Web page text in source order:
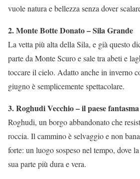
vuole natura e bellezza senza dover
2. Monte Botte Donato – Sila Grande
La vetta più alta della Sila, e già questo
parte da Monte Scuro e sale tra abeti e
toccare il cielo. Adatto anche in inverno
giugno è semplicemente spettacolare.
3. Roghudi Vecchio – il paese fantasma
Roghudi, un borgo abbandonato che
roccia. Il cammino è selvaggio e non
forte: un luogo sospeso nel tempo, dove
sua parte più dura e vera.